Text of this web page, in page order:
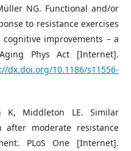
NG. Functional and/or
to resistance exercises
improvements – a
Phys Act [Internet].
dx.doi.org/10.1186/s11556-
K, Middleton LE. Similar
after moderate resistance
PLoS One [Internet].